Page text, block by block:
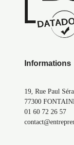
Informations
19, Rue Paul
77300
01 60 72 26 57